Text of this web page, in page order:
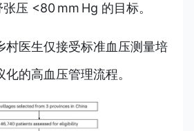
压 <80 mm Hg 的目标。
村医生仅接受标准血压测量培
的高血压管理流程。